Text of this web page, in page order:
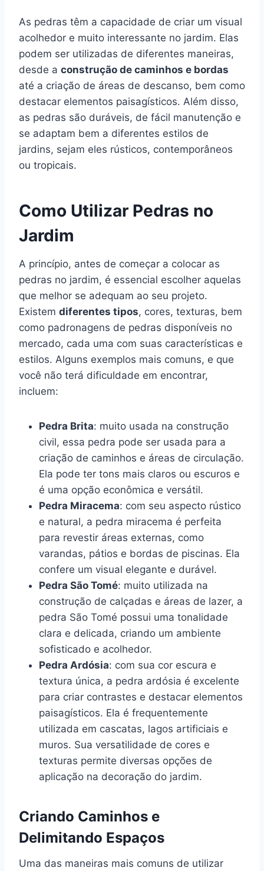
As pedras têm a capacidade de criar um visual
acolhedor e muito interessante no jardim. Elas
podem ser utilizadas de diferentes maneiras,
desde a construção de caminhos e bordas
até a criação de áreas de descanso, bem como
destacar elementos paisagísticos. Além disso,
as pedras são duráveis, de fácil manutenção e
se adaptam bem a diferentes estilos de
jardins, sejam eles rústicos, contemporâneos
ou tropicais.
Como Utilizar Pedras no
Jardim
A princípio, antes de começar a colocar as
pedras no jardim, é essencial escolher aquelas
que melhor se adequam ao seu projeto.
Existem diferentes tipos, cores, texturas, bem
como padronagens de pedras disponíveis no
mercado, cada uma com suas características e
estilos. Alguns exemplos mais comuns, e que
você não terá dificuldade em encontrar,
incluem:
Pedra Brita: muito usada na construção
civil, essa pedra pode ser usada para a
criação de caminhos e áreas de circulação.
Ela pode ter tons mais claros ou escuros e
é uma opção econômica e versátil.
Pedra Miracema: com seu aspecto rústico
e natural, a pedra miracema é perfeita
para revestir áreas externas, como
varandas, pátios e bordas de piscinas. Ela
confere um visual elegante e durável.
Pedra São Tomé: muito utilizada na
construção de calçadas e áreas de lazer, a
pedra São Tomé possui uma tonalidade
clara e delicada, criando um ambiente
sofisticado e acolhedor.
Pedra Ardósia: com sua cor escura e
textura única, a pedra ardósia é excelente
para criar contrastes e destacar elementos
paisagísticos. Ela é frequentemente
utilizada em cascatas, lagos artificiais e
muros. Sua versatilidade de cores e
texturas permite diversas opções de
aplicação na decoração do jardim.
Criando Caminhos e
Delimitando Espaços
Uma das maneiras mais comuns de utilizar